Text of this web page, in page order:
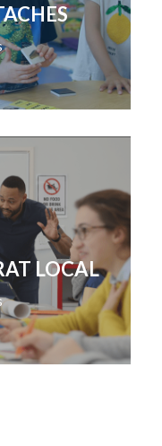
LOCAL